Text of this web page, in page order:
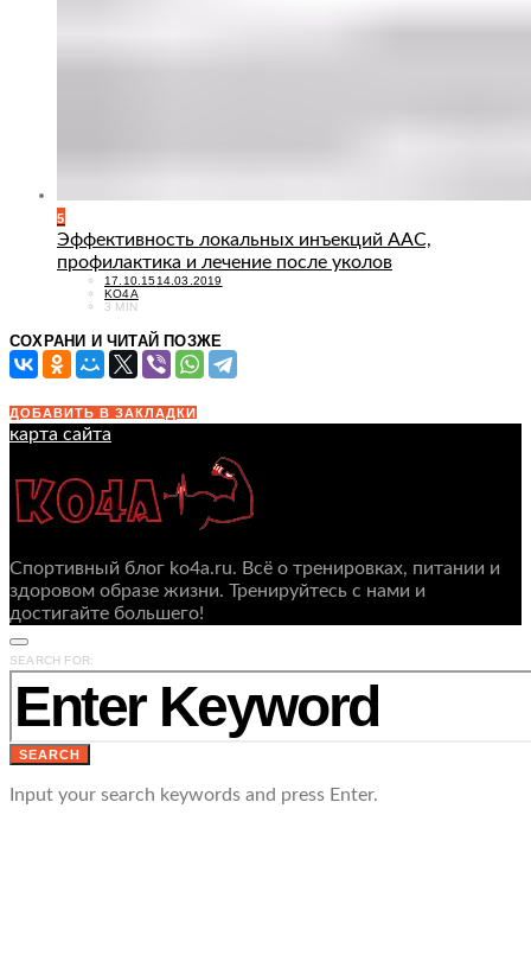
5
Эффективность локальных инъекций ААС,
профилактика и лечение после уколов
POSTED
ON
17.10.1514.03.2019
KO4A
3 MIN
СОХРАНИ И ЧИТАЙ ПОЗЖЕ
ДОБАВИТЬ В ЗАКЛАДКИ
карта сайта
Спортивный блог ko4a.ru. Всё о тренировках, питании и
здоровом образе жизни. Тренируйтесь с нами и
достигайте большего!
SEARCH FOR:
SEARCH
Input your search keywords and press Enter.